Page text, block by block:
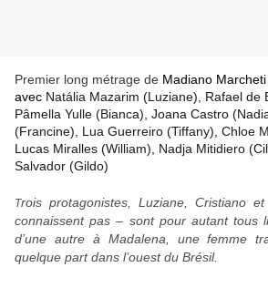
Premier long métrage de Madiano
avec Natália Mazarim (Luziane), Rafael de
Pâmella Yulle (Bianca), Joana Castro
(Francine), Lua Guerreiro (Tiffany), Chloe
Lucas Miralles (William), Nadja Mitidiero
Salvador (Gildo)
Trois protagonistes, Luziane, Cristiano
connaissent pas – sont pour autant tous
d’une autre à Madalena, une femme
quelque part dans l’ouest du Brésil.